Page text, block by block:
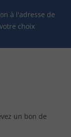
à l'adresse de
votre choix
un bon de